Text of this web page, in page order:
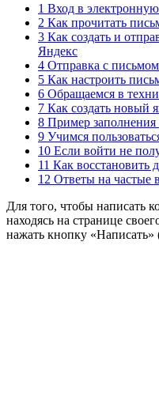
1 Вход в
2 Как прочитать
3 Как создать и
Яндекс
4 Отправка с
5 Как настроить
6 Обращаемся в
7 Как создать новый
8 Пример
9 Учимся
10 Если войти не
11 Как восстановить
12 Ответы на частые
Для того, чтобы написать
находясь на странице
нажать кнопку